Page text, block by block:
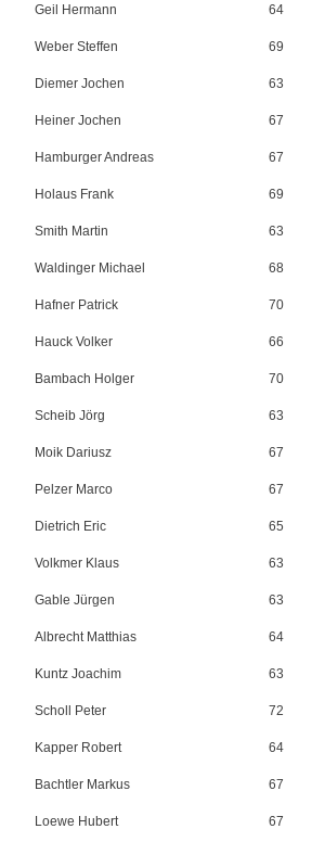
Geil Hermann 64
Weber Steffen 69
Diemer Jochen 63
Heiner Jochen 67
Hamburger Andreas 67
Holaus Frank 69
Smith Martin 63
Waldinger Michael 68
Hafner Patrick 70
Hauck Volker 66
Bambach Holger 70
Scheib Jörg 63
Moik Dariusz 67
Pelzer Marco 67
Dietrich Eric 65
Volkmer Klaus 63
Gable Jürgen 63
Albrecht Matthias 64
Kuntz Joachim 63
Scholl Peter 72
Kapper Robert 64
Bachtler Markus 67
Loewe Hubert 67